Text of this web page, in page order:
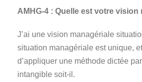
AMHG-4 : Quelle est votre vision
J’ai une vision managériale
situation managériale est unique,
d’appliquer une méthode dictée
intangible soit-il.